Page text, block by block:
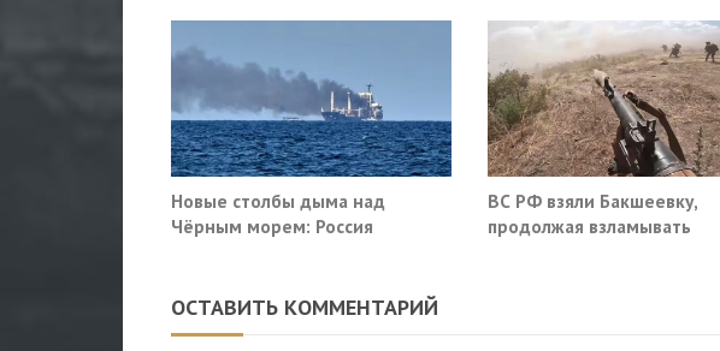
Новые столбы дыма над
Чёрным морем: Россия
ВС РФ взяли Бакшеевку,
продолжая взламывать
ОСТАВИТЬ КОММЕНТАРИЙ